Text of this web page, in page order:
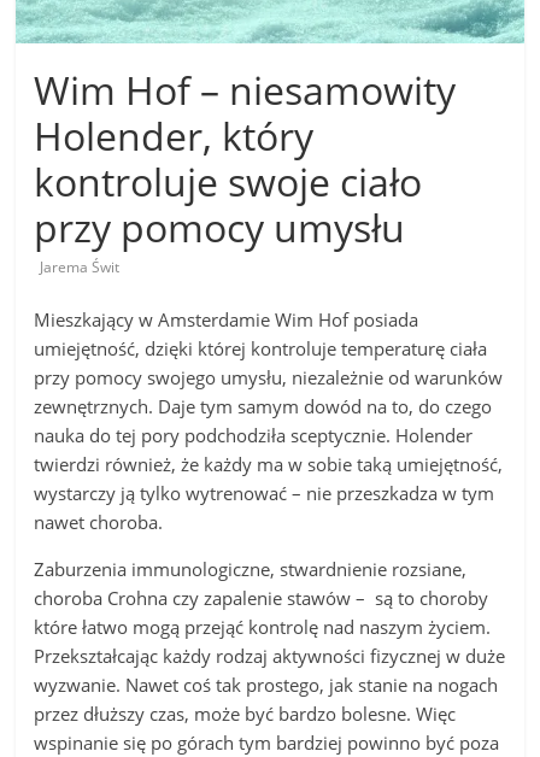
Wim Hof – niesamowity
Holender, który
kontroluje swoje ciało
przy pomocy umysłu
Jarema Świt
Mieszkający w Amsterdamie Wim Hof posiada
umiejętność, dzięki której kontroluje temperaturę ciała
przy pomocy swojego umysłu, niezależnie od warunków
zewnętrznych. Daje tym samym dowód na to, do czego
nauka do tej pory podchodziła sceptycznie. Holender
twierdzi również, że każdy ma w sobie taką umiejętność,
wystarczy ją tylko wytrenować – nie przeszkadza w tym
nawet choroba.
Zaburzenia immunologiczne, stwardnienie rozsiane,
choroba Crohna czy zapalenie stawów – są to choroby
które łatwo mogą przejąć kontrolę nad naszym życiem.
Przekształcając każdy rodzaj aktywności fizycznej w duże
wyzwanie. Nawet coś tak prostego, jak stanie na nogach
przez dłuższy czas, może być bardzo bolesne. Więc
wspinanie się po górach tym bardziej powinno być poza